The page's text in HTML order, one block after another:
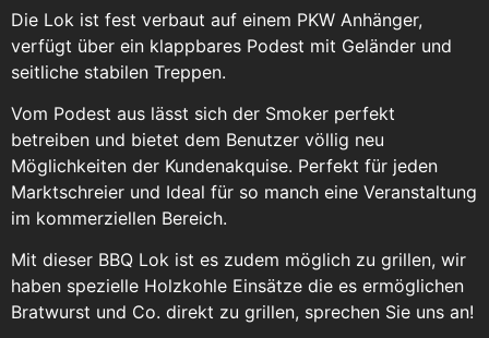
Die Lok ist fest verbaut auf einem PKW Anhänger,
verfügt über ein klappbares Podest mit Geländer und
seitliche stabilen Treppen.
Vom Podest aus lässt sich der Smoker perfekt
betreiben und bietet dem Benutzer völlig neu
Möglichkeiten der Kundenakquise. Perfekt für jeden
Marktschreier und Ideal für so manch eine Veranstaltung
im kommerziellen Bereich.
Mit dieser BBQ Lok ist es zudem möglich zu grillen, wir
haben spezielle Holzkohle Einsätze die es ermöglichen
Bratwurst und Co. direkt zu grillen, sprechen Sie uns an!